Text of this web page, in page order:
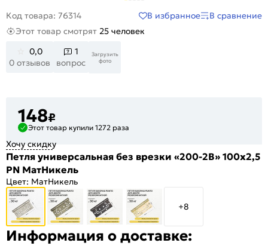
Код товара: 76314 В избранное
В сравнение
Этот товар смотрят 25 человек
0,0
0 отзывов
1
вопрос
Загрузить
фото
148₽
Этот товар купили 1272 раза
Хочу скидку
Петля универсальная без врезки «200-2B» 100x2,5
PN МатНикель
Цвет: МатНикель
+8
Информация о доставке: